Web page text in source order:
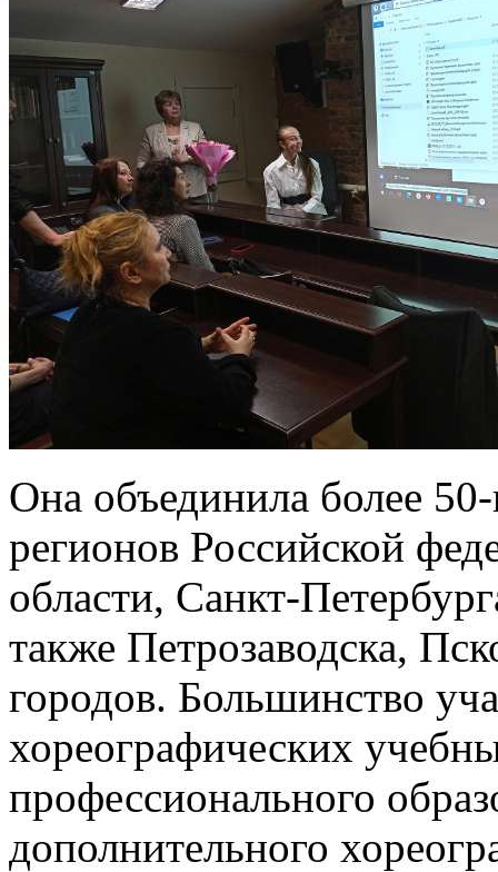
Она объединила более
регионов Российской
области, Санкт-
также Петрозаводска,
городов. Большинство
хореографических
профессионального
дополнительного